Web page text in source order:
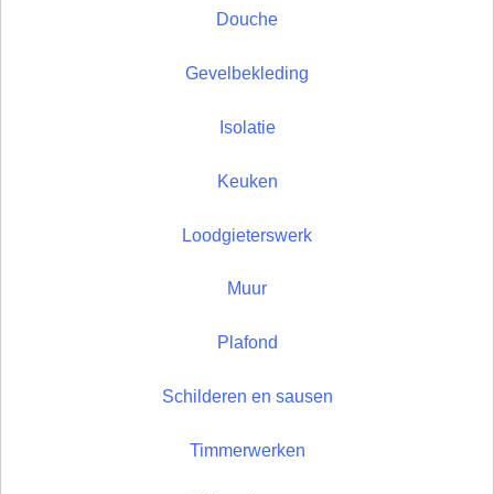
Douche
Gevelbekleding
Isolatie
Keuken
Loodgieterswerk
Muur
Plafond
Schilderen en sausen
Timmerwerken